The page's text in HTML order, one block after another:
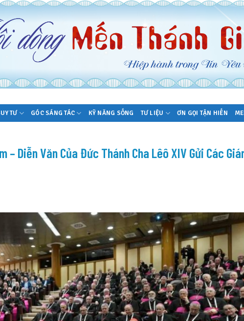
TƯ GÓC SÁNG TÁC KỸ NĂNG SỐNG TƯ LIỆU ƠN GỌI TẬN HIẾN
– Diễn Văn Của Đức Thánh Cha Lêô XIV Gửi Các